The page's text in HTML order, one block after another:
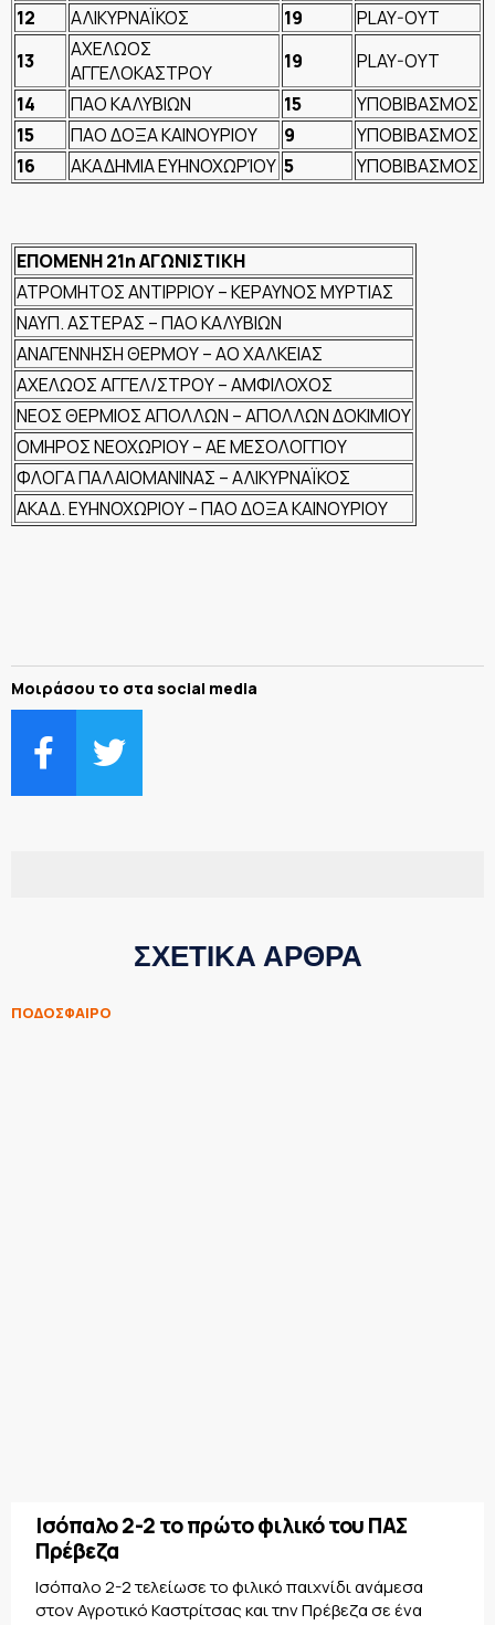
12
ΑΛΙΚΥΡΝΑΪΚΟΣ 19
PLAY-OYT
13
ΑΧΕΛΩΟΣ
ΑΓΓΕΛΟΚΑΣΤΡΟΥ
19
PLAY-OYT
14
ΠΑΟ ΚΑΛΥΒΙΩΝ 15
ΥΠΟΒΙΒΑΣΜΟΣ
15
ΠΑΟ ΔΟΞΑ ΚΑΙΝΟΥΡΙΟΥ 9
ΥΠΟΒΙΒΑΣΜΟΣ
16
ΑΚΑΔΗΜΙΑ ΕΥΗΝΟΧΩΡΊΟΥ 5 ΥΠΟΒΙΒΑΣΜΟΣ
ΕΠΟΜΕΝΗ 21η ΑΓΩΝΙΣΤΙΚΗ
ΑΤΡΟΜΗΤΟΣ ΑΝΤΙΡΡΙΟΥ – ΚΕΡΑΥΝΟΣ ΜΥΡΤΙΑΣ
ΝΑΥΠ. ΑΣΤΕΡΑΣ – ΠΑΟ ΚΑΛΥΒΙΩΝ
ΑΝΑΓΕΝΝΗΣΗ ΘΕΡΜΟΥ – ΑΟ ΧΑΛΚΕΙΑΣ
ΑΧΕΛΩΟΣ ΑΓΓΕΛ/ΣΤΡΟΥ – ΑΜΦΙΛΟΧΟΣ
ΝΕΟΣ ΘΕΡΜΙΟΣ ΑΠΟΛΛΩΝ – ΑΠΟΛΛΩΝ ΔΟΚΙΜΙΟΥ
ΟΜΗΡΟΣ ΝΕΟΧΩΡΙΟΥ – ΑΕ ΜΕΣΟΛΟΓΓΙΟΥ
ΦΛΟΓΑ ΠΑΛΑΙΟΜΑΝΙΝΑΣ – ΑΛΙΚΥΡΝΑΪΚΟΣ
ΑΚΑΔ. ΕΥΗΝΟΧΩΡΙΟΥ – ΠΑΟ ΔΟΞΑ ΚΑΙΝΟΥΡΙΟΥ
Μοιράσου το στα social media
ΣΧΕΤΙΚΑ ΑΡΘΡΑ
ΠΟΔΟΣΦΑΙΡΟ
Ισόπαλο 2-2 το πρώτο φιλικό του ΠΑΣ
Πρέβεζα
Ισόπαλο 2-2 τελείωσε το φιλικό παιχνίδι ανάμεσα
στον Αγροτικό Καστρίτσας και την Πρέβεζα σε ένα